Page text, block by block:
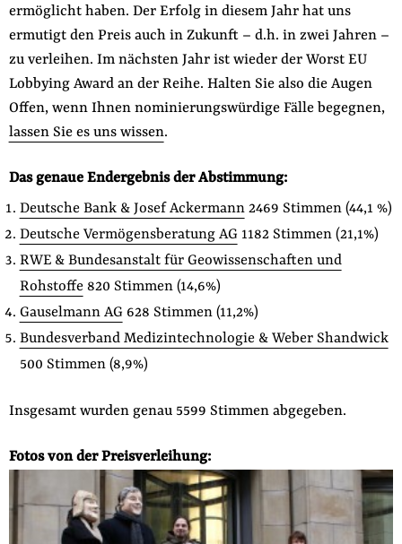
ermöglicht haben. Der Erfolg in diesem Jahr hat uns
ermutigt den Preis auch in Zukunft – d.h. in zwei Jahren –
zu verleihen. Im nächsten Jahr ist wieder der Worst EU
Lobbying Award an der Reihe. Halten Sie also die Augen
Offen, wenn Ihnen nominierungswürdige Fälle begegnen,
lassen Sie es uns wissen.
Das genaue Endergebnis der Abstimmung:
Deutsche Bank & Josef Ackermann2469 Stimmen (44,1 %)
Deutsche Vermögensberatung AG 1182 Stimmen (21,1%)
RWE & Bundesanstalt für Geowissenschaften und
Rohstoffe820 Stimmen (14,6%)
Gauselmann AG 628 Stimmen (11,2%)
Bundesverband Medizintechnologie & Weber Shandwick
500 Stimmen (8,9%)
Insgesamt wurden genau 5599 Stimmen abgegeben.
Fotos von der Preisverleihung: